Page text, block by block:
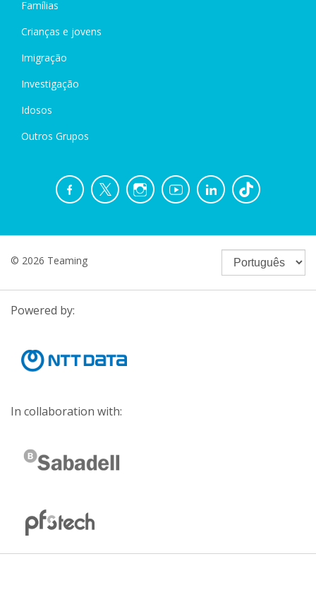
Famílias
Crianças e jovens
Imigração
Investigação
Idosos
Outros Grupos
© 2026 Teaming
Powered by:
In collaboration with: